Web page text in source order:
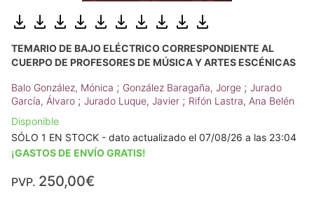
TEMARIO DE BAJO ELÉCTRICO CORRESPONDIENTE AL
CUERPO DE PROFESORES DE MÚSICA Y ARTES ESCÉNICAS
Balo González, Mónica ; González Baragaña, Jorge ; Jurado
García, Álvaro ; Jurado Luque, Javier ; Rifón Lastra, Ana Belén
Disponible
SÓLO 1 EN STOCK - dato actualizado el 07/08/26 a las 23:04
¡GASTOS DE ENVÍO GRATIS!
PVP. 250,00€